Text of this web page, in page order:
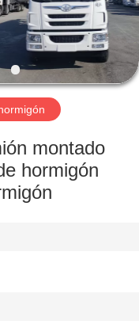
montado
hormigón